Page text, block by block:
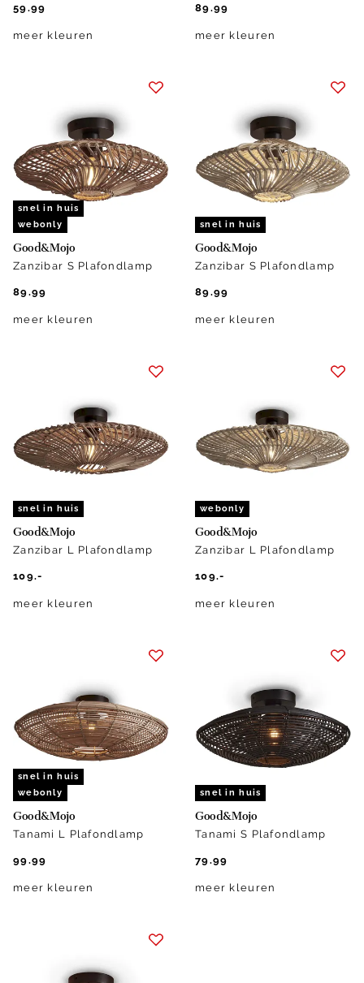
59.99
meer kleuren
89.99
meer kleuren
snel in huis
webonly
Good&Mojo
Zanzibar S Plafondlamp
89.99
meer kleuren
snel in huis
Good&Mojo
Zanzibar S Plafondlamp
89.99
meer kleuren
snel in huis
Good&Mojo
Zanzibar L Plafondlamp
109.-
meer kleuren
webonly
Good&Mojo
Zanzibar L Plafondlamp
109.-
meer kleuren
snel in huis
webonly
Good&Mojo
Tanami L Plafondlamp
99.99
meer kleuren
snel in huis
Good&Mojo
Tanami S Plafondlamp
79.99
meer kleuren